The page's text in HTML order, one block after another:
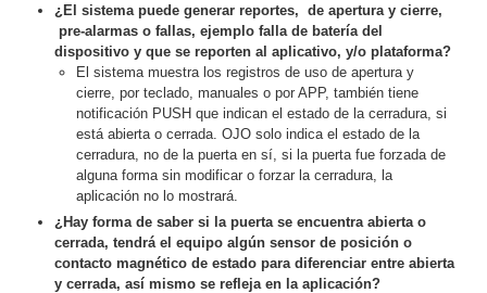
Pantallas
y
Mobiliario
Accesorios Mobiliario
de
ApoyoPantallas
/
Monitores
Videowall
Seguridad
Protección
Contra
Descargas
¿El sistema puede generar reportes, de apertura y cierre,
pre-alarmas o fallas, ejemplo falla de batería del
dispositivo y que se reporten al aplicativo, y/o plataforma?
El sistema muestra los registros de uso de apertura y
cierre, por teclado, manuales o por APP, también tiene
notificación PUSH que indican el estado de la cerradura, si
está abierta o cerrada. OJO solo indica el estado de la
cerradura, no de la puerta en sí, si la puerta fue forzada de
alguna forma sin modificar o forzar la cerradura, la
aplicación no lo mostrará.
¿Hay forma de saber si la puerta se encuentra abierta o
cerrada, tendrá el equipo algún sensor de posición o
contacto magnético de estado para diferenciar entre abierta
y cerrada, así mismo se refleja en la aplicación?